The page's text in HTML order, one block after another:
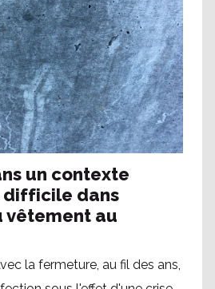
un contexte
difficile dans
vêtement au
la fermeture, au fil des ans,